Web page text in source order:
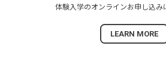
体験入学のオンラインお申し込み
LEARN MORE